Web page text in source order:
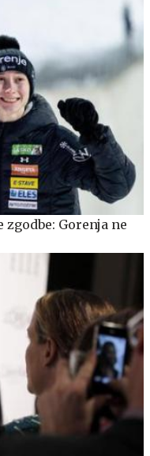
Gorenja ne